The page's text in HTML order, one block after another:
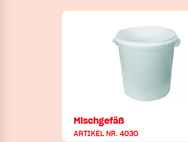
Mischgefäß
ARTIKEL NR. 4030